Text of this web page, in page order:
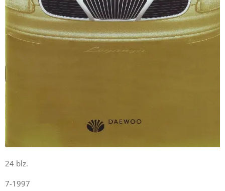
24 blz.
7-1997